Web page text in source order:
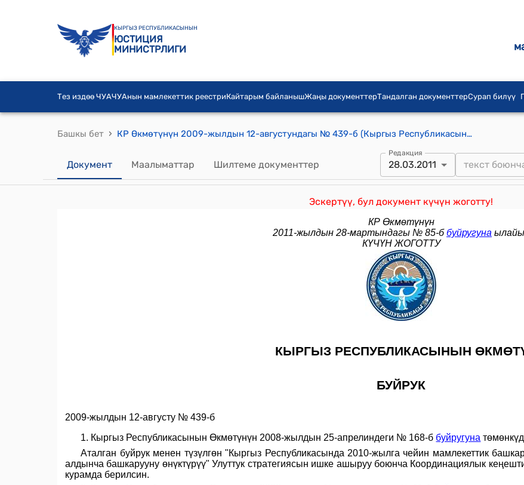
КЫРГЫЗ РЕСПУБЛИКАСЫНЫН
ЮСТИЦИЯ
МИНИСТРЛИГИ
Тез издөө ЧУАЧУАнын мамлекеттик реестриКайтарым байланышЖаңы документтерТандалган документтерСурап билүү
Башкы бет › КР Өкмөтүнүн 2009-жылдын 12-августундагы № 439-б (Кыргыз Республикасынын Өкмөтүнүн 2008-жылдын 25-апрелиндеги № 168-б буйругуна өзгөртүү киргизүү боюнча) буйругу
Документ Маалыматтар Шилтеме документтер
Редакция
28.03.2011
Эскертүү, бул документ күчүн жоготту!